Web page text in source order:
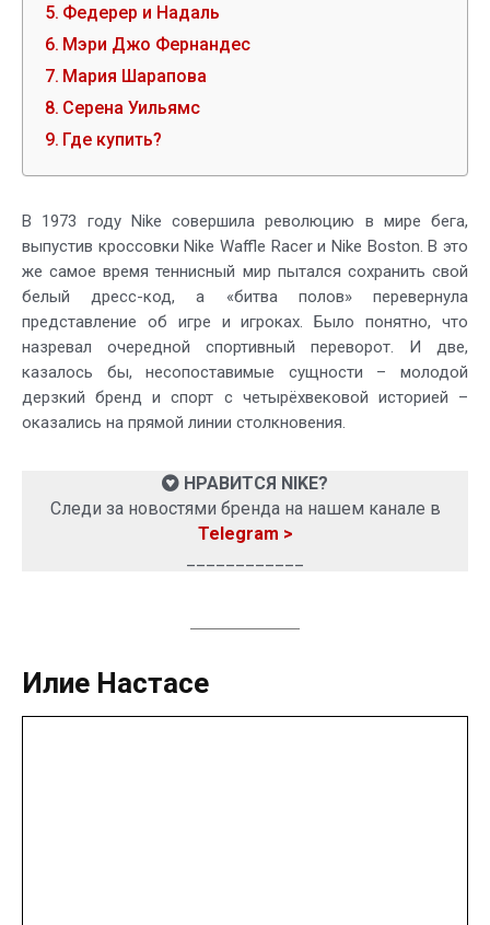
Федерер и Надаль
Мэри Джо Фернандес
Мария Шарапова
Серена Уильямс
Где купить?
В 1973 году Nike совершила революцию в мире бега,
выпустив кроссовки Nike Waffle Racer и Nike Boston. В это
же самое время теннисный мир пытался сохранить свой
белый дресс-код, а «битва полов» перевернула
представление об игре и игроках. Было понятно, что
назревал очередной спортивный переворот. И две,
казалось бы, несопоставимые сущности – молодой
дерзкий бренд и спорт с четырёхвековой историей –
оказались на прямой линии столкновения.
НРАВИТСЯ NIKE?
Следи за новостями бренда на нашем канале в
Telegram >
Илие Настасе